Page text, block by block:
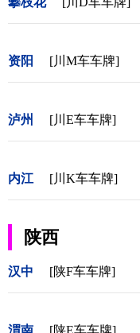
资阳 [川M车车牌]
泸州 [川E车车牌]
内江 [川K车车牌]
陕西
汉中 [陕F车车牌]
渭南 [陕E车车牌]